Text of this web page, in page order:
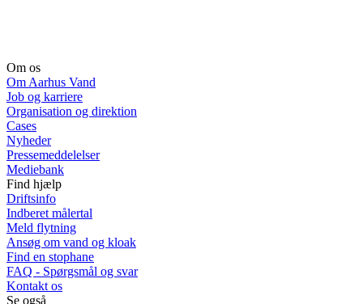
Om os
Om Aarhus Vand
Job og karriere
Organisation og direktion
Cases
Nyheder
Pressemeddelelser
Mediebank
Find hjælp
Driftsinfo
Indberet målertal
Meld flytning
Ansøg om vand og kloak
Find en stophane
FAQ - Spørgsmål og svar
Kontakt os
Se også